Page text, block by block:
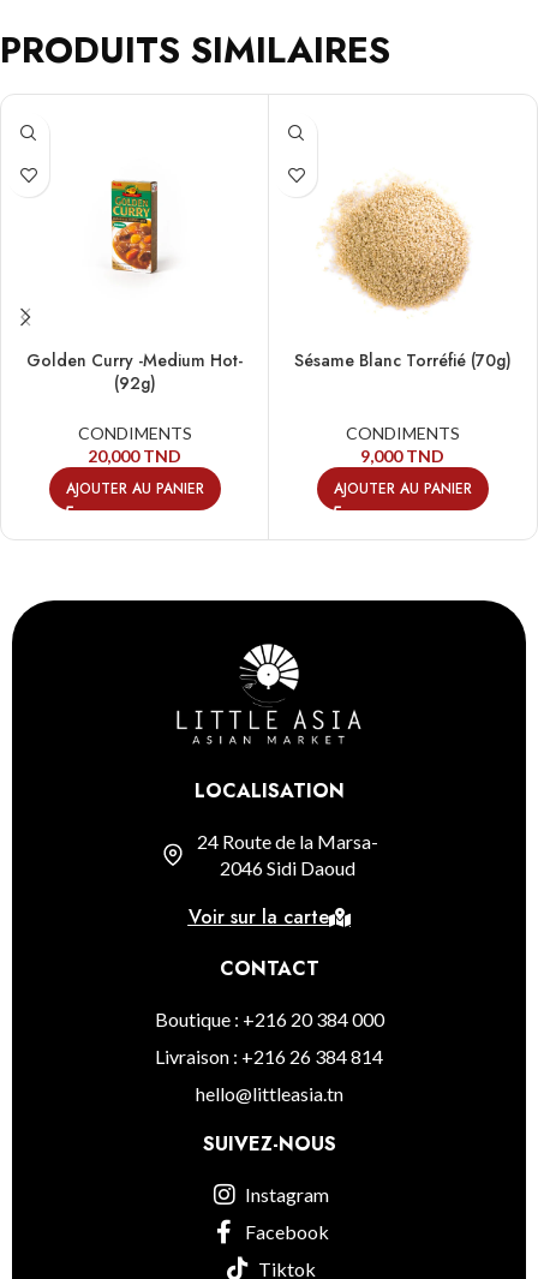
PRODUITS SIMILAIRES
Golden Curry -Medium Hot-
(92g)
CONDIMENTS
20,000TND
AJOUTER AU PANIER
Sésame Blanc Torréfié (70g)
CONDIMENTS
9,000TND
AJOUTER AU PANIER
LOCALISATION
24 Route de la Marsa-
2046 Sidi Daoud
Voir sur la carte
CONTACT
Boutique : +216 20 384 000
Livraison : +216 26 384 814
hello@littleasia.tn
SUIVEZ-NOUS
Instagram
Facebook
Tiktok